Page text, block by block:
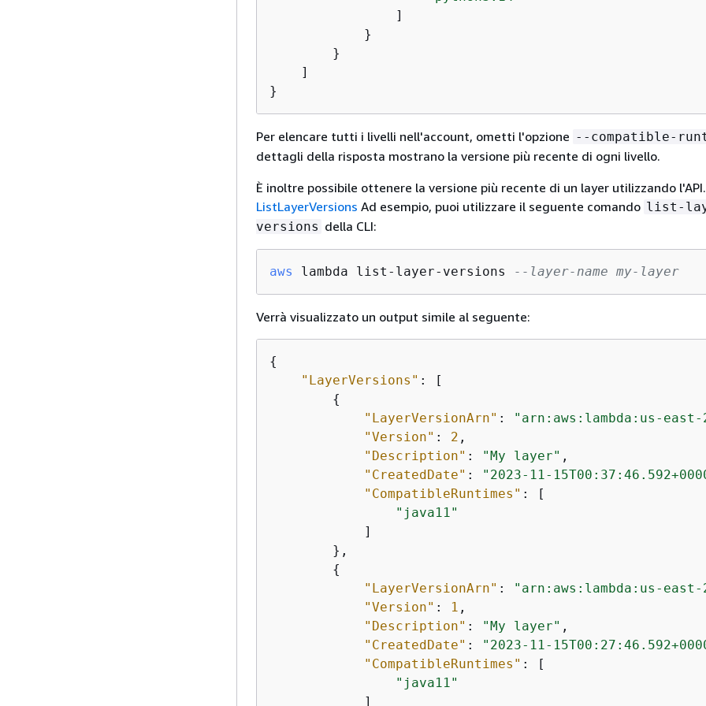
                ]
            }
        }
    ]
}
Per elencare tutti i livelli nell'account, ometti l'opzione --compatible-
dettagli della risposta mostrano la versione più recente di ogni livello.
È inoltre possibile ottenere la versione più recente di un layer utilizzando l'API.
ListLayerVersions Ad esempio, puoi utilizzare il seguente comando list-
versions della CLI:
aws lambda list-layer-versions --layer-name my-layer
Verrà visualizzato un output simile al seguente:
{
"LayerVersions" : [
{
"LayerVersionArn" : "arn:aws:lambda:us-
"Version" : 2 ,
"Description" : "My layer" ,
"CreatedDate" : "2023-11-
"CompatibleRuntimes" : [
"java11"
            ]
        },
{
"LayerVersionArn" : "arn:aws:lambda:us-
"Version" : 1 ,
"Description" : "My layer" ,
"CreatedDate" : "2023-11-
"CompatibleRuntimes" : [
"java11"
            ]